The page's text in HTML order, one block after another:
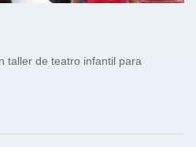
taller de teatro infantil para